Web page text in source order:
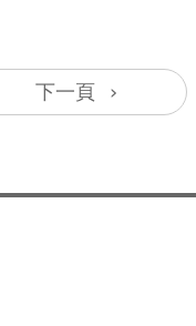
下一頁 ›